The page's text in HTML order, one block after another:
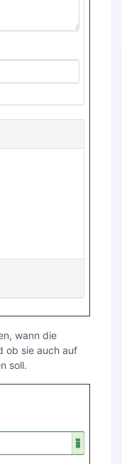
wann die
ob sie auch auf
soll.